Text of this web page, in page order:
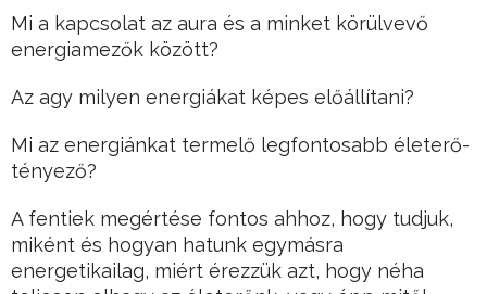
Mi a kapcsolat az aura és a minket körülvevő
energiamezők között?
Az agy milyen energiákat képes előállítani?
Mi az energiánkat termelő legfontosabb életerő-
tényező?
A fentiek megértése fontos ahhoz, hogy tudjuk,
miként és hogyan hatunk egymásra
energetikailag, miért érezzük azt, hogy néha